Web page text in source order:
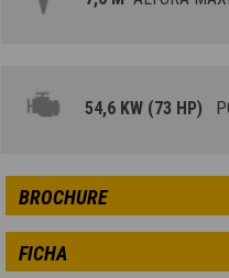
54,6 KW (73 HP)
BROCHURE
FICHA